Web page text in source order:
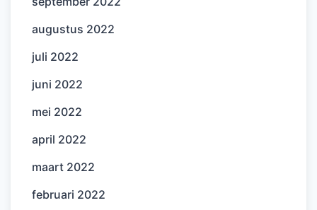
augustus 2022
juli 2022
juni 2022
mei 2022
april 2022
maart 2022
februari 2022